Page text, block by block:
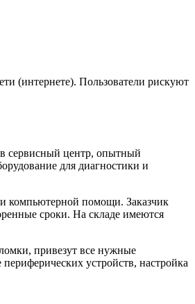
(интернете). Пользователи рискуют
в сервисный центр, опытный
для диагностики и
компьютерной помощи. Заказчик
сроки. На складе имеются
привезут все нужные
устройств, настройка